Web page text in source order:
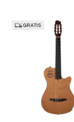
GRATIS